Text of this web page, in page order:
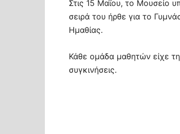
Στις 15 Μαΐου, το Μουσείο
σειρά του ήρθε για το
Ημαθίας.
Κάθε ομάδα μαθητών είχε
συγκινήσεις.